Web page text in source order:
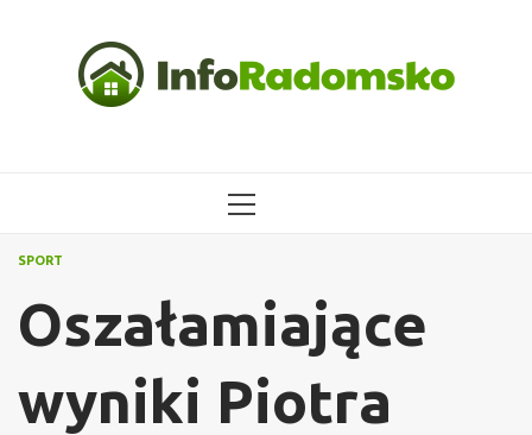
MENU
SPORT
Oszałamiające
wyniki Piotra